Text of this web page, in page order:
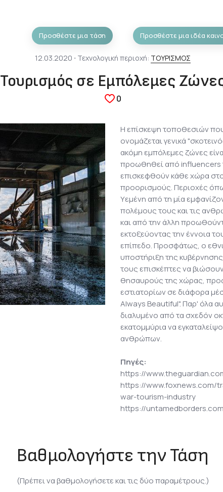
Προσθέστε μια τάση Προσθέστε μια ιδέα
12.03.2020 ⋅ Τεχνολογική περιοχή: ΤΟΥΡΙΣΜΟΣ
Τουρισμός σε Εμπόλεμες
0
Η επίσκεψη τοποθεσιών
ονομάζεται γενικά
ακόμη εμπόλεμες ζώνες
προωθηθεί από influencers
επισκεφθούν κάθε χώρα
προορισμούς. Περιοχές
Υεμένη από τη μία
πολέμους τους και τις
και από την άλλη
εκτοξεύοντας την έννοια
επίπεδο. Προσφάτως, ο
υποστήριξη της
τους επισκέπτες να
θησαυρούς της χώρας,
εστιατορίων σε διάφορα
Always Beautiful". Παρ' όλα
διαλυμένο από τα σχεδόν
εκατομμύρια να
ανθρώπων.
Πηγές:
https://
https://www.foxnews.com/
war-tourism-industry
https://
Βαθμολογήστε την Τάση
(Πρέπει να βαθμολογήσετε και τις δύο παραμέτρους.)